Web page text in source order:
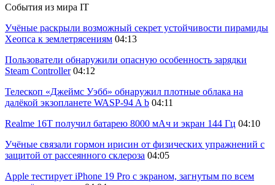
События из мира IT
Учёные раскрыли возможный секрет устойчивости пирамиды
Хеопса к землетрясениям 04:13
Пользователи обнаружили опасную особенность зарядки
Steam Controller 04:12
Телескоп «Джеймс Уэбб» обнаружил плотные облака на
далёкой экзопланете WASP-94 A b 04:11
Realme 16T получил батарею 8000 мАч и экран 144 Гц 04:10
Учёные связали гормон ирисин от физических упражнений с
защитой от рассеянного склероза 04:05
Apple тестирует iPhone 19 Pro с экраном, загнутым по всем